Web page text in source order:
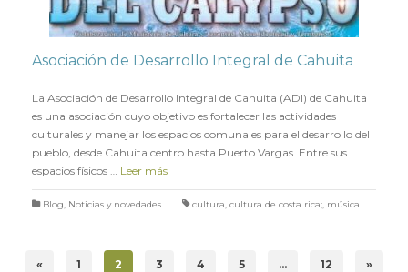
Asociación de Desarrollo Integral de Cahuita
La Asociación de Desarrollo Integral de Cahuita (ADI) de Cahuita
es una asociación cuyo objetivo es fortalecer las actividades
culturales y manejar los espacios comunales para el desarrollo del
pueblo, desde Cahuita centro hasta Puerto Vargas. Entre sus
espacios físicos … Leer más
Blog, Noticias y novedades cultura, cultura de costa rica;, música
« 1 2 3 4 5 … 12 »